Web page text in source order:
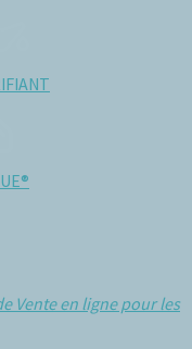
Vente en ligne pour les